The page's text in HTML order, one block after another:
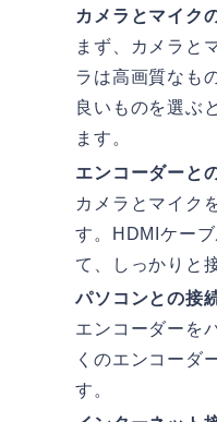
カメラとマイク
まず、カメラと
ラは高画質なも
良いものを選ぶ
ます。
エンコーダーと
カメラとマイク
す。HDMIケー
て、しっかりと
パソコンとの接
エンコーダーを
くのエンコーダ
す。